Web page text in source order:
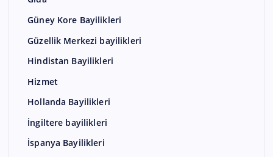
Güney Kore Bayilikleri
Güzellik Merkezi bayilikleri
Hindistan Bayilikleri
Hizmet
Hollanda Bayilikleri
İngiltere bayilikleri
İspanya Bayilikleri